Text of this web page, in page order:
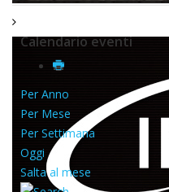
Calendario eventi
Per Anno
Per Mese
Per Settimana
Oggi
Salta al mese